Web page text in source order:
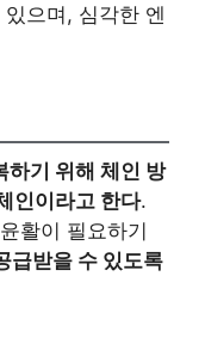
으며, 심각한 엔
하기 위해 체인 방
인이라고 한다.
활이 필요하기
급받을 수 있도록